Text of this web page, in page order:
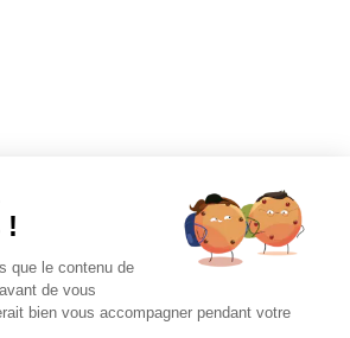
!
que le contenu de
de vous
bien vous accompagner pendant votre